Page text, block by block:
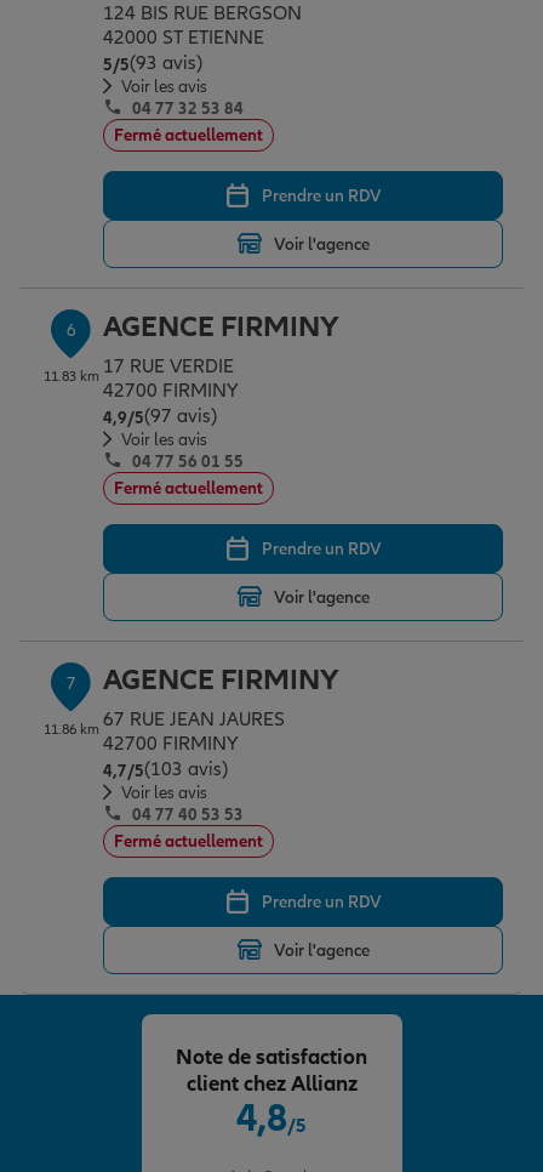
124 BIS RUE BERGSON
42000 ST ETIENNE
5/5Note de 5 sur 5
(93 avis)
Voir les avis
04 77 32 53 84
Fermé actuellement
Prendre un RDV
Voir l'agence
6
11.83 km
AGENCE FIRMINY
17 RUE VERDIE
42700 FIRMINY
4,9/5Note de 4.9 sur 5
(97 avis)
Voir les avis
04 77 56 01 55
Fermé actuellement
Prendre un RDV
Voir l'agence
7
11.86 km
AGENCE FIRMINY
67 RUE JEAN JAURES
42700 FIRMINY
4,7/5Note de 4.7 sur 5
(103 avis)
Voir les avis
04 77 40 53 53
Fermé actuellement
Prendre un RDV
Voir l'agence
4,8/5
Note de satisfaction
client chez Allianz